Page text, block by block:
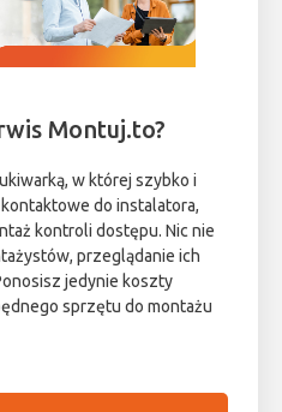
Montuj.to?
w której szybko i
do instalatora,
kontroli dostępu. Nic nie
przeglądanie ich
jedynie koszty
sprzętu do montażu